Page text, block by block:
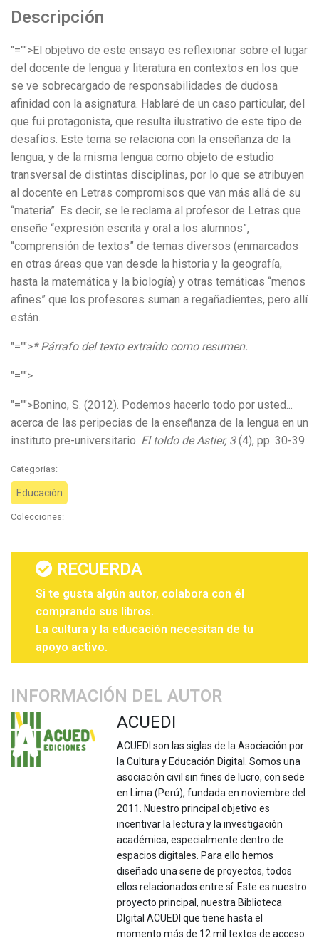
Descripción
"="">El objetivo de este ensayo es reflexionar sobre el lugar
del docente de lengua y literatura en contextos en los que
se ve sobrecargado de responsabilidades de dudosa
afinidad con la asignatura. Hablaré de un caso particular, del
que fui protagonista, que resulta ilustrativo de este tipo de
desafíos. Este tema se relaciona con la enseñanza de la
lengua, y de la misma lengua como objeto de estudio
transversal de distintas disciplinas, por lo que se atribuyen
al docente en Letras compromisos que van más allá de su
“materia”. Es decir, se le reclama al profesor de Letras que
enseñe “expresión escrita y oral a los alumnos”,
“comprensión de textos” de temas diversos (enmarcados
en otras áreas que van desde la historia y la geografía,
hasta la matemática y la biología) y otras temáticas “menos
afines” que los profesores suman a regañadientes, pero allí
están.
"="">* Párrafo del texto extraído como resumen.
"="">
"="">Bonino, S. (2012). Podemos hacerlo todo por usted...
acerca de las peripecias de la enseñanza de la lengua en un
instituto pre-universitario. El toldo de Astier, 3(4), pp. 30-39
Categorias:
Educación
Colecciones:
RECUERDA
Si te gusta algún autor, colabora con él
comprando sus libros.
La cultura y la educación necesitan de tu
apoyo activo.
INFORMACIÓN DEL AUTOR
ACUEDI
ACUEDI son las siglas de la Asociación por
la Cultura y Educación Digital. Somos una
asociación civil sin fines de lucro, con sede
en Lima (Perú), fundada en noviembre del
2011. Nuestro principal objetivo es
incentivar la lectura y la investigación
académica, especialmente dentro de
espacios digitales. Para ello hemos
diseñado una serie de proyectos, todos
ellos relacionados entre sí. Este es nuestro
proyecto principal, nuestra Biblioteca
DIgital ACUEDI que tiene hasta el
momento más de 12 mil textos de acceso